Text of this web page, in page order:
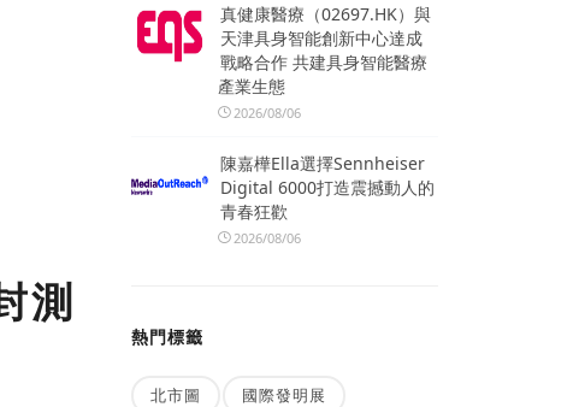
測
真健康醫療（02697.HK）與
天津具身智能創新中心達成
戰略合作 共建具身智能醫療
產業生態
2026/08/06
陳嘉樺Ella選擇Sennheiser
Digital 6000打造震撼動人的
青春狂歡
2026/08/06
熱門標籤
北市圖 國際發明展